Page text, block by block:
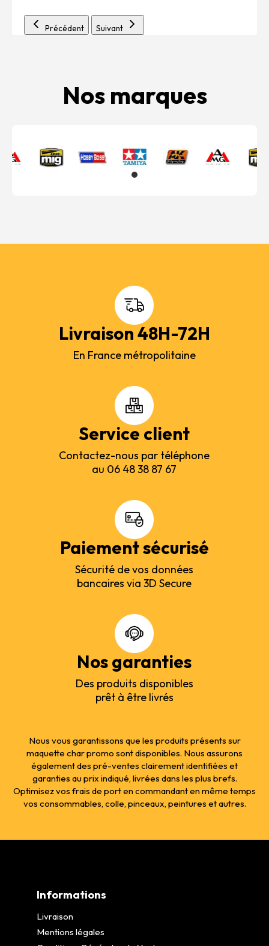
Précédent Suivant
Nos marques
Livraison 48H-72H
En France métropolitaine
Service client
Contactez-nous par téléphone
au 06 48 38 87 67
Paiement sécurisé
Sécurité de vos données
bancaires via 3D Secure
Nos garanties
Des produits disponibles
prêt à être livrés
Nous vous garantissons que les produits présents sur
maquette char promo sont disponibles. Nous assurons
également des pré-ventes clairement identifiées et
garanties au prix indiqué, livrées dans les plus brefs.
Optimisez vos frais de port en commandant en même temps
vos consommables, colle, pinceaux, peintures et autres.
Informations
Livraison
Mentions légales